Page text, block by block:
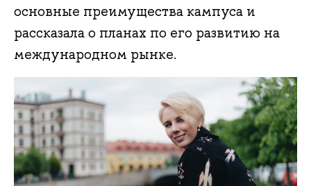
основные преимущества кампуса и
рассказала о планах по его развитию на
международном рынке.